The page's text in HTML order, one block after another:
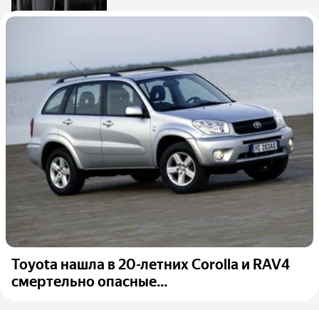
Toyota нашла в 20-летних Corolla и RAV4
смертельно опасные...